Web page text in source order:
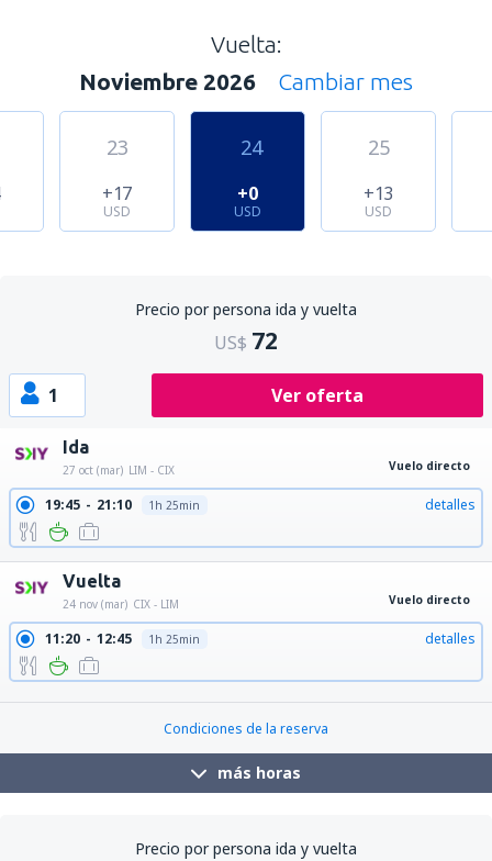
Vuelta:
Noviembre 2026
Cambiar mes
23
+17
USD
24
+0
USD
25
+13
USD
Precio por persona ida y vuelta
US$ 72
1 Ver oferta
Ida
27 oct (mar) LIM - CIX Vuelo directo
19:45 21:10 1h 25min detalles
Vuelta
24 nov (mar) CIX - LIM Vuelo directo
11:20 12:45 1h 25min detalles
Condiciones de la reserva
más horas
Precio por persona ida y vuelta